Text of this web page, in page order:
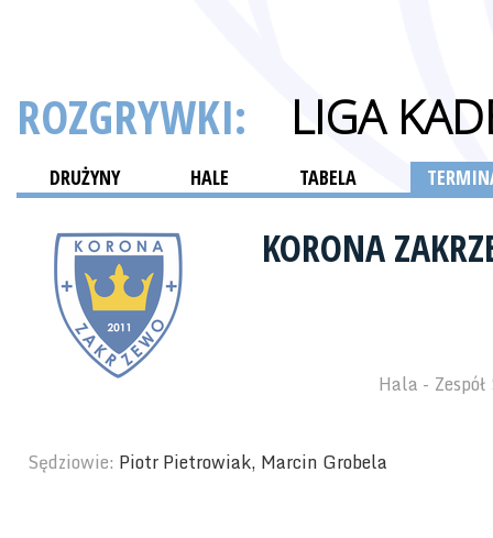
ROZGRYWKI: LIGA
DRUŻYNY HALE TABELA
KORONA
Hala -
Sędziowie: Piotr Pietrowiak, Marcin Grobela